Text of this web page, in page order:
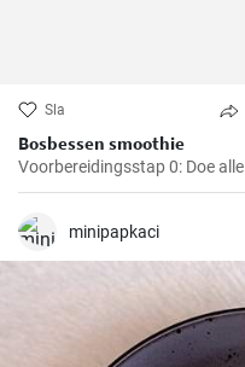
Sla
Bosbessen smoothie
Voorbereidingsstap 0: Doe
minipapkaci